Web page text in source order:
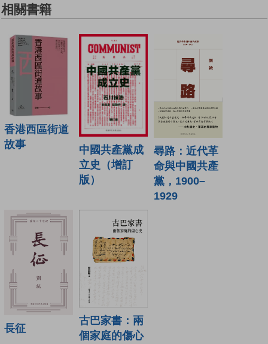
相關書籍
香港西區街道
故事
中國共產黨成
立史（增訂
版）
尋路：近代革
命與中國共產
黨，1900–
1929
長征
古巴家書：兩
個家庭的傷心